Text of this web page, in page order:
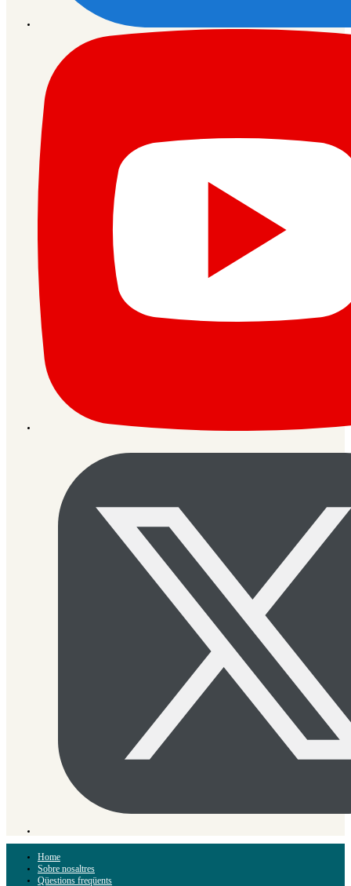
Home
Sobre nosaltres
Qüestions freqüents